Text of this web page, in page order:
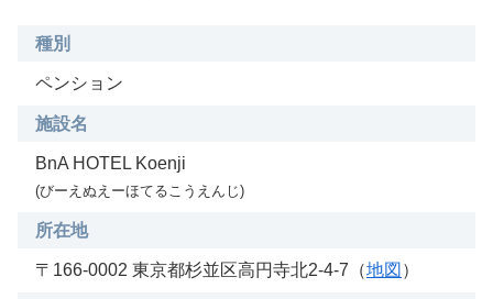
種別
ペンション
施設名
BnA HOTEL Koenji
(びーえぬえーほてるこうえんじ)
所在地
〒166-0002 東京都杉並区高円寺北2-4-7（地図 ）